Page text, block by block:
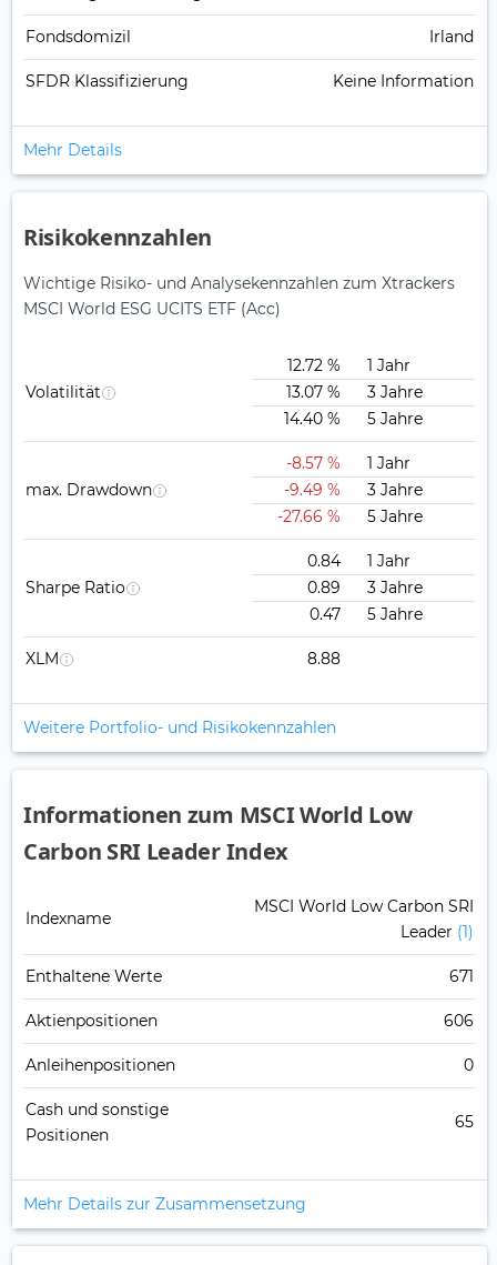
Fondsdomizil Irland
SFDR Klassifizierung Keine Information
Mehr Details
Risikokennzahlen
Wichtige Risiko- und Analysekennzahlen zum Xtrackers
MSCI World ESG UCITS ETF (Acc)
Volatilität
12.72 %
1 Jahr
13.07 %
3 Jahre
14.40 %
5 Jahre
max. Drawdown
-8.57 %
1 Jahr
-9.49 %
3 Jahre
-27.66 %
5 Jahre
Sharpe Ratio
0.84
1 Jahr
0.89
3 Jahre
0.47
5 Jahre
XLM 8.88
Weitere Portfolio- und Risikokennzahlen
Informationen zum MSCI World Low
Carbon SRI Leader Index
Indexname
MSCI World Low Carbon SRI
Leader (1)
Enthaltene Werte 671
Aktienpositionen 606
Anleihenpositionen 0
Cash und sonstige
Positionen
65
Mehr Details zur Zusammensetzung